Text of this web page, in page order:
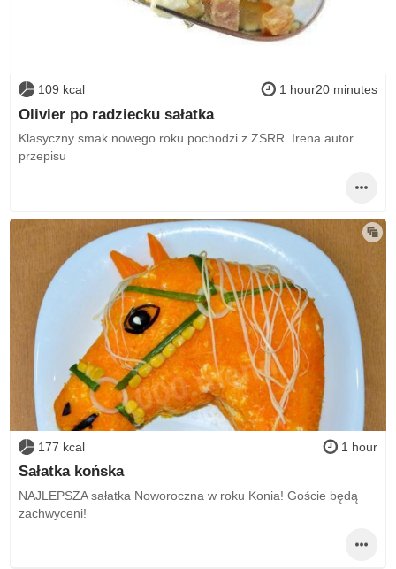
109 kcal 1 hour20 minutes
Olivier po radziecku sałatka
Klasyczny smak nowego roku pochodzi z ZSRR. Irena autor
przepisu
177 kcal 1 hour
Sałatka końska
NAJLEPSZA sałatka Noworoczna w roku Konia! Goście będą
zachwyceni!